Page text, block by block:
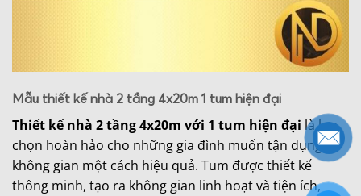
Mẫu thiết kế nhà 2 tầng 4x20m 1 tum hiện đại
Thiết kế nhà 2 tầng 4x20m với 1 tum hiện đại là lựa
chọn hoàn hảo cho những gia đình muốn tận dụng
không gian một cách hiệu quả. Tum được thiết kế
thông minh, tạo ra không gian linh hoạt và tiện ích,